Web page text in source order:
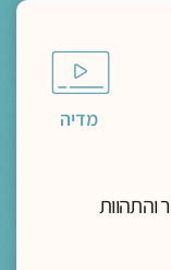
מדיה
והתהוות